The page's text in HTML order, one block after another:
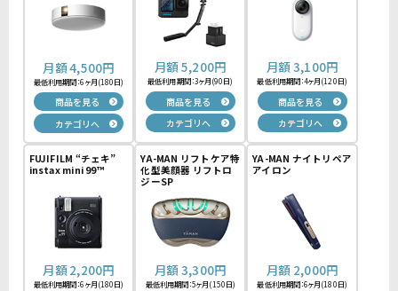
月額4,500円
最低利用期間：6ヶ月(180日)
商品を見る
カテゴリへ
月額5,200円
最低利用期間：3ヶ月(90日)
商品を見る
カテゴリへ
月額3,100円
最低利用期間：4ヶ月(120日)
商品を見る
カテゴリへ
FUJIFILM “チェキ”
instax mini 99™
月額2,200円
最低利用期間：6ヶ月(180日)
YA-MAN リフトケア特
化型美顔器 リフトロ
ジーSP
月額3,300円
最低利用期間：5ヶ月(150日)
YA-MAN ナイトリペア
アイロン
月額 2,000円
最低利用期間：6ヶ月(180日)